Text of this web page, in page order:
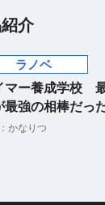
介
ラノベ
マー養成学校
最強の相棒だっ
かなりつ